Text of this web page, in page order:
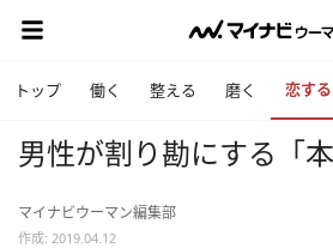
トップ 働く 整える 磨く 恋する
男性が割り勘にする「本
マイナビウーマン編集部
作成: 2019.04.12